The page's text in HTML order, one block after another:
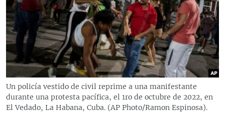
RADIO MARTÍ
ESPECIALES
ESPECIALES
LA REALIDAD DE LA VIVIENDA EN CUBA
KENTU-CUBANO
MULTIMEDIA
EDITORIALES
SÍGUENOS
Un policía vestido de civil reprime a una manifestante
durante una protesta pacífica, el 1ro de octubre de 2022, en
El Vedado, La Habana, Cuba. (AP Photo/Ramon Espinosa).